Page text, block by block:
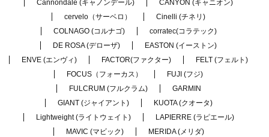
Cannondale (キャノンデール)
CANYON (キャニオン)
cervelo（サーベロ）
Cinelli (チネリ)
COLNAGO (コルナゴ)
corratec(コラテック)
DE ROSA (デローザ)
EASTON (イーストン)
ENVE (エンヴィ)
FACTOR(ファクター)
FELT (フェルト)
FOCUS（フォーカス）
FUJI (フジ)
FULCRUM (フルクラム)
GARMIN
GIANT (ジャイアント)
KUOTA (クオータ)
Lightweight (ライトウェイト)
LAPIERRE (ラピエール)
MAVIC (マビック)
MERIDA (メリダ)